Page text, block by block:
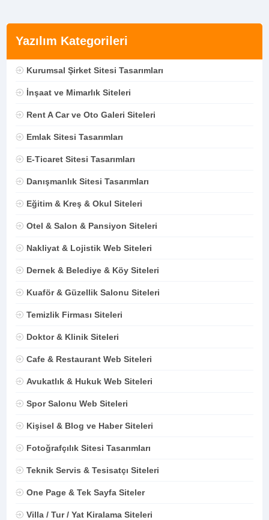
Yazılım Kategorileri
Kurumsal Şirket Sitesi Tasarımları
İnşaat ve Mimarlık Siteleri
Rent A Car ve Oto Galeri Siteleri
Emlak Sitesi Tasarımları
E-Ticaret Sitesi Tasarımları
Danışmanlık Sitesi Tasarımları
Eğitim & Kreş & Okul Siteleri
Otel & Salon & Pansiyon Siteleri
Nakliyat & Lojistik Web Siteleri
Dernek & Belediye & Köy Siteleri
Kuaför & Güzellik Salonu Siteleri
Temizlik Firması Siteleri
Doktor & Klinik Siteleri
Cafe & Restaurant Web Siteleri
Avukatlık & Hukuk Web Siteleri
Spor Salonu Web Siteleri
Kişisel & Blog ve Haber Siteleri
Fotoğrafçılık Sitesi Tasarımları
Teknik Servis & Tesisatçı Siteleri
One Page & Tek Sayfa Siteler
Villa / Tur / Yat Kiralama Siteleri